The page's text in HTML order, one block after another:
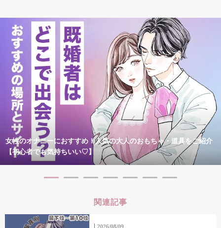
女性のオナニーにおすすめ！人気の大人のおもちゃ・道具をご紹介
【初心者でも気持ちいい♡】
関連記事
2026/08/09